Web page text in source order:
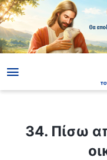
34. Πίσω από τη διάλυση
34. Πίσω